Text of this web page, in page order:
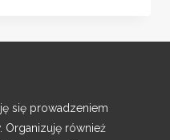
się prowadzeniem
Organizuję również